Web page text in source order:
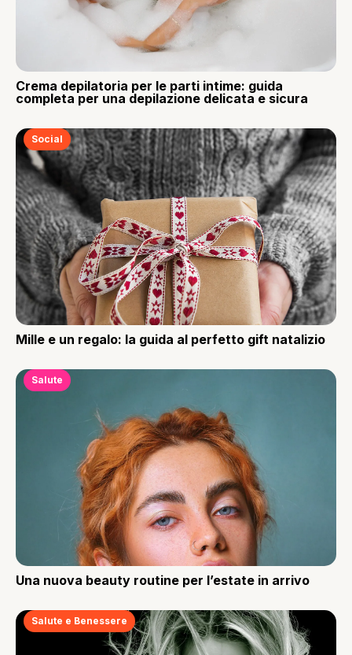
Crema depilatoria per le parti intime: guida
completa per una depilazione delicata e sicura
Social
Mille e un regalo: la guida al perfetto gift natalizio
Salute
Una nuova beauty routine per l’estate in arrivo
Salute e Benessere